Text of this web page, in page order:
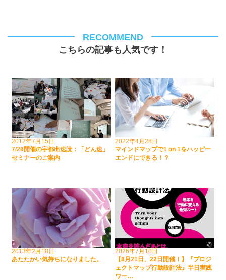
RECOMMEND
こちらの記事も人気です！
2012年7月15日
7/28開催の宇都出速読：「どん速」
セミナーのご案内
2022年4月28日
マインドマップで1 on 1をハッピー
エンドにできる！？
2013年2月18日
あたたかい気持ちになりました。
2026年7月10日
【8月21日、22日開催！】『プロジ
ェクトマップ行動設計法』半日実践
ワー…